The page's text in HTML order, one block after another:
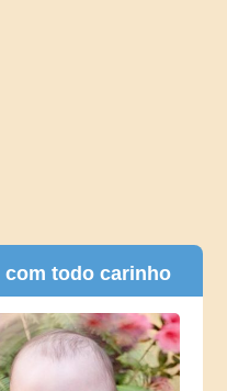
com todo carinho